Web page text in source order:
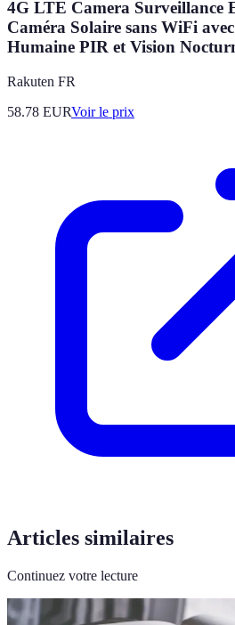
4G LTE Camera Surveillance
Caméra Solaire sans WiFi
Humaine PIR et Vision
Rakuten FR
58.78 EURVoir le prix
Articles similaires
Continuez votre lecture